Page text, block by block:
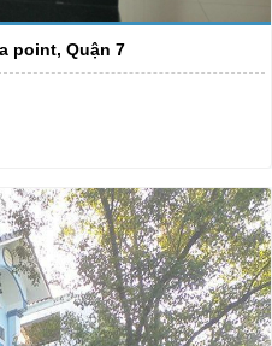
point, Quận 7